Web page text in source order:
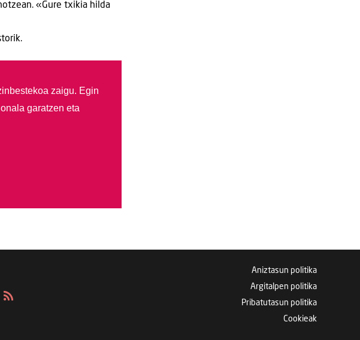
«Gure txikia hilda
zaigu. Egin
garatzen eta
Aniztasun politika
Argitalpen politika
Pribatutasun politika
Cookieak